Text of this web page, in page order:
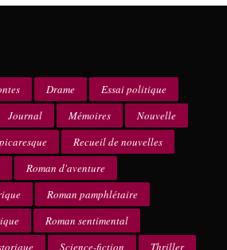
Drame
Essai politique
Journal Mémoires
Nouvelle
Recueil de nouvelles
Roman d'aventure
Roman pamphlétaire
Roman sentimental
Science-fiction Thriller